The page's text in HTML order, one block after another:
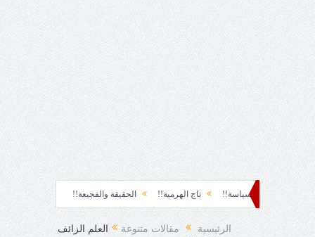
سياسة!! تاج الهرمية!! الحقيقة والفجيعة!! لِقاءُ في المَطَرِ!
الرئيسية مقالات متنوعة
العلم الزائف